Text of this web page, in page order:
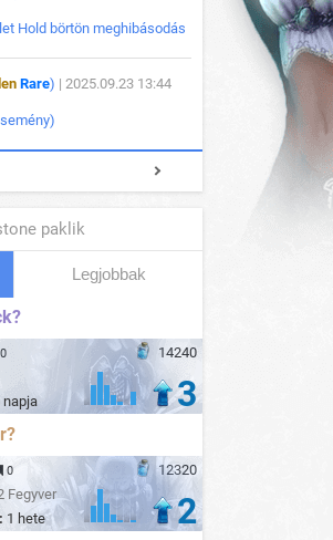
Hold börtön meghibásodás
Rare) | 2025.09.23 13:44
paklik
Legjobbak
14240
0
napja 3
12320
0
Fegyver
1 hete 2